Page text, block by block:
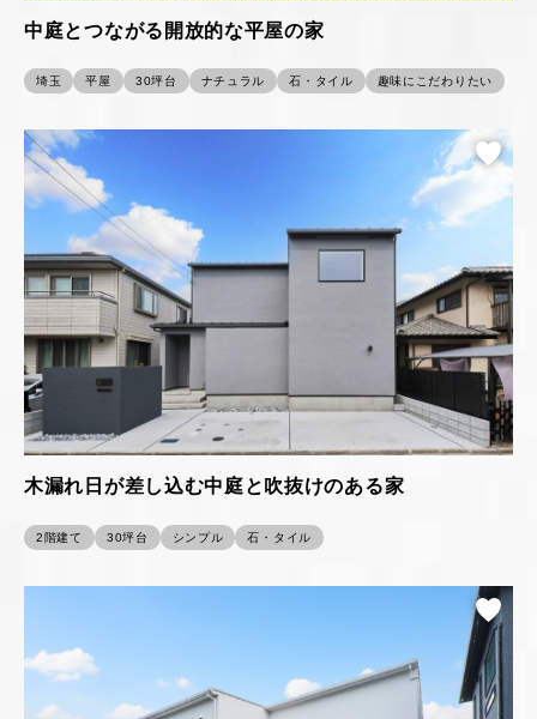
中庭とつながる開放的な平屋の家
埼玉 平屋 30坪台 ナチュラル 石・タイル 趣味にこだわりたい
木漏れ日が差し込む中庭と吹抜けのある家
2階建て 30坪台 シンプル 石・タイル